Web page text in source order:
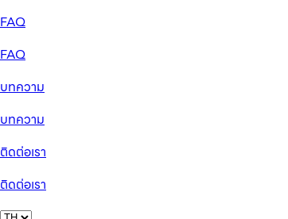
FAQ
FAQ
บทความ
บทความ
ติดต่อเรา
ติดต่อเรา